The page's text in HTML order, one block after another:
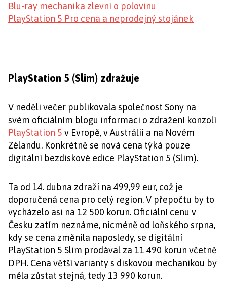
Blu-ray mechanika zlevní o polovinu
PlayStation 5 Pro cena a neprodejný stojánek
PlayStation 5 (Slim) zdražuje
V neděli večer publikovala společnost Sony na
svém oficiálním blogu informaci o zdražení konzolí
PlayStation 5 v Evropě, v Austrálii a na Novém
Zélandu. Konkrétně se nová cena týká pouze
digitální bezdiskové edice PlayStation 5 (Slim).
Ta od 14. dubna zdraží na 499,99 eur, což je
doporučená cena pro celý region. V přepočtu by to
vycházelo asi na 12 500 korun. Oficiální cenu v
Česku zatím neznáme, nicméně od loňského srpna,
kdy se cena změnila naposledy, se digitální
PlayStation 5 Slim prodával za 11 490 korun včetně
DPH. Cena větší varianty s diskovou mechanikou by
měla zůstat stejná, tedy 13 990 korun.